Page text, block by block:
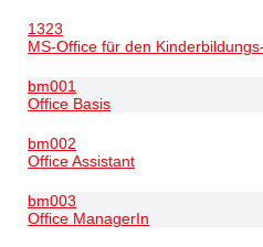
1323
MS-Office für den
bm001
Office Basis
bm002
Office Assistant
bm003
Office ManagerIn